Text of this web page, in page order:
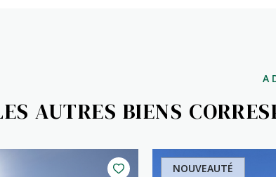
A
AUTRES BIENS
NOUVEAUTÉ